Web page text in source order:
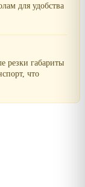
для удобства
резки габариты
что